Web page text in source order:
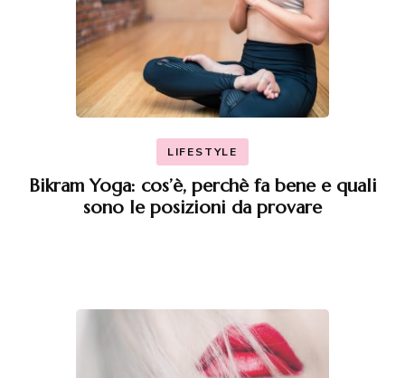
LIFESTYLE
Bikram Yoga: cos’è, perchè fa bene e quali
sono le posizioni da provare